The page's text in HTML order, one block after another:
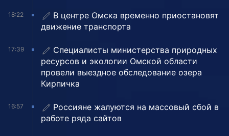
18:22
В центре Омска временно приостановят
движение транспорта
17:39
Специалисты министерства природных
ресурсов и экологии Омской области
провели выездное обследование озера
Кирпичка
16:57
Россияне жалуются на массовый сбой в
работе ряда сайтов